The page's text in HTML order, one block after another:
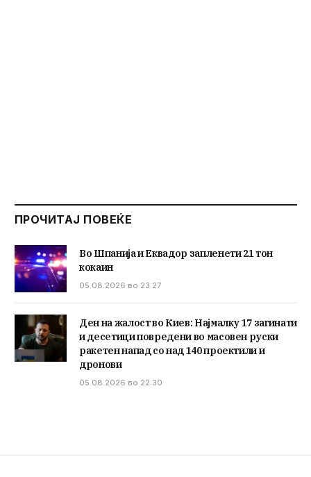
ПРОЧИТАЈ ПОВЕЌЕ
Во Шпанија и Еквадор запленети 21 тон
кокаин
05.08.2026 во 23:27
Ден на жалост во Киев: Најмалку 17 загинати
и десетици повредени во масовен руски
ракетен напад со над 140 проектили и
дронови
05.08.2026 во 22:30